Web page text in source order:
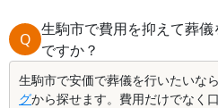
Q
生駒市で費用を抑えて葬
ですか？
生駒市で安価で葬儀を行いたいなら
グから探せます。費用だけでなく